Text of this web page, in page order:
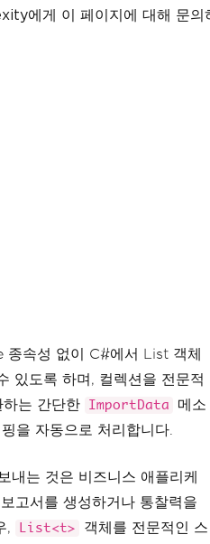
에게 이 페이지에 대해 문의
속성 없이 C#에서 List 객체
있도록 하며, 컬렉션을 전문적
는 간단한
ImportData
메소
을 자동으로 처리합니다.
내는 것은 비즈니스 애플리케
고서를 생성하거나 통찰력을
,
List<t>
객체를 전문적인 스